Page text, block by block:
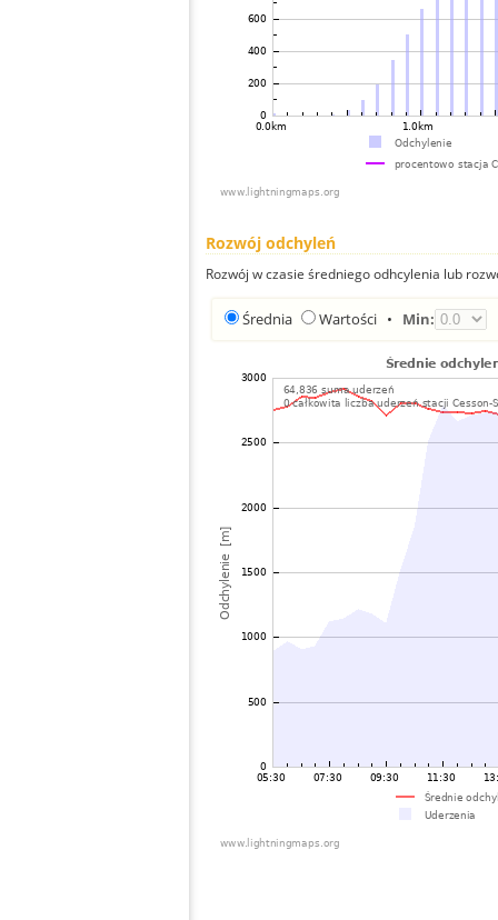
Rozwój odchyleń
Rozwój w czasie średniego odhcylenia lub
Średnia Wartości • Min: